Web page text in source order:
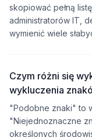
skopiować pełną
administratorów IT,
wymienić wiele
Czym różni się
wykluczenia
"Podobne znaki" to
"Niejednoznaczne
określonych